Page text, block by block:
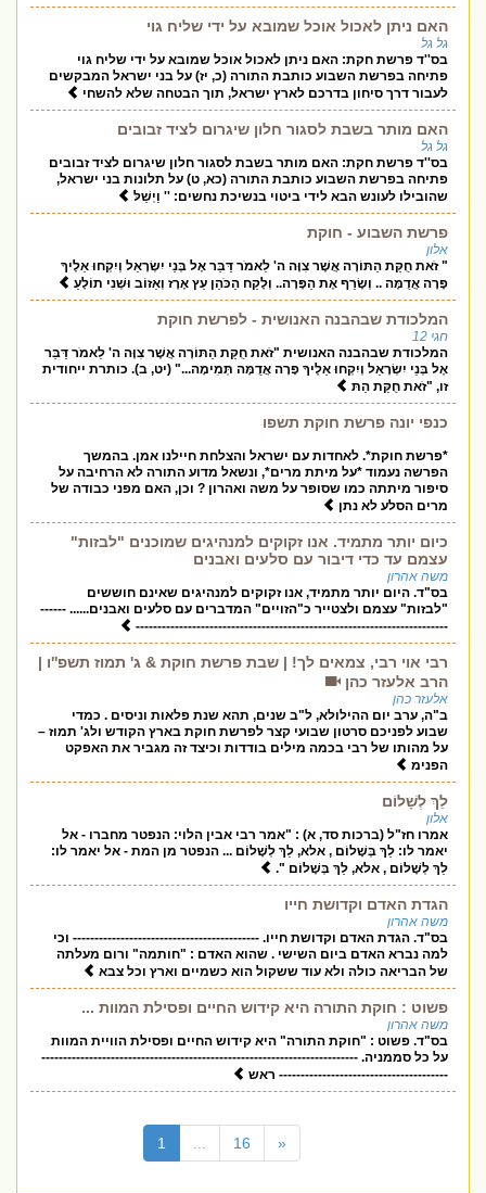
האם ניתן לאכול אוכל שמובא על ידי שליח גוי
גל גל
בס''ד פרשת חקת: האם ניתן לאכול אוכל שמובא על ידי שליח גוי
פתיחה בפרשת השבוע כותבת התורה (כ, יז) על בני ישראל המבקשים
לעבור דרך סיחון בדרכם לארץ ישראל, תוך הבטחה שלא להשחי
האם מותר בשבת לסגור חלון שיגרום לציד זבובים
גל גל
בס''ד פרשת חקת: האם מותר בשבת לסגור חלון שיגרום לציד זבובים
פתיחה בפרשת השבוע כותבת התורה (כא, ט) על תלונות בני ישראל,
שהובילו לעונש הבא לידי ביטוי בנשיכת נחשים: '' וַיְשַׁלּ
פרשת השבוע - חוקת
אלון
" זֹאת חֻקַּת הַתּוֹרָה אֲשֶׁר צִוָּה ה' לֵאמֹר דַּבֵּר אֶל בְּנֵי יִשְׂרָאֵל וְיִקְחוּ אֵלֶיךָ
פָרָה אֲדֻמָּה .. וְשָׂרַף אֶת הַפָּרָה.. וְלָקַח הַכֹּהֵן עֵץ אֶרֶז וְאֵזוֹב וּשְׁנִי תוֹלָעַ
המלכודת שבהבנה האנושית - לפרשת חוקת
חגי 12
המלכודת שבהבנה האנושית "זֹאת חֻקַּת הַתּוֹרָה אֲשֶׁר צִוָּה ה' לֵאמֹר דַּבֵּר
אֶל בְּנֵי יִשְׂרָאֵל וְיִקְחוּ אֵלֶיךָ פָרָה אֲדֻמָּה תְּמִימָה..." (יט, ב). כותרת ייחודית
זו, "זֹאת חֻקַּת הַתּ
כנפי יונה פרשת חוקת תשפו
*פרשת חוקת*. לאחדות עם ישראל והצלחת חיילנו אמן. בהמשך
הפרשה נעמוד *על מיתת מרים*, ונשאל מדוע התורה לא הרחיבה על
סיפור מיתתה כמו שסופר על משה ואהרון ? וכן, האם מפני כבודה של
מרים הסלע לא נתן
כיום יותר מתמיד. אנו זקוקים למנהיגים שמוכנים "לבזות"
עצמם עד כדי דיבור עם סלעים ואבנים
משה אהרון
בס"ד. היום יותר מתמיד, אנו זקוקים למנהיגים שאינם חוששים
"לבזות" עצמם ולצטייר כ"הזויים" המדברים עם סלעים ואבנים...... ------
------------------------------------------------------------------------
רבי אוי רבי, צמאים לך! | שבת פרשת חוקת & ג' תמוז תשפ''ו |
הרב אלעזר כהן
אלעזר כהן
ב"ה, ערב יום ההילולא, ל"ב שנים, תהא שנת פלאות וניסים . כמדי
שבוע לפניכם סרטון שבועי קצר לפרשת חוקת בארץ הקודש ולג' תמוז –
על מהותו של רבי בכמה מילים בודדות וכיצד זה מגביר את האפקט
הפנימ
לֵךְ לְשָׁלוֹם
אלון
אמרו חז"ל (ברכות סד, א) : "אמר רבי אבין הלוי: הנפטר מחברו - אל
יאמר לו: לֵךְ בְּשָׁלוֹם , אלא, לֵךְ לְשָׁלוֹם ... הנפטר מן המת - אל יאמר לו:
לֵךְ לְשָׁלוֹם , אלא, לֵךְ בְּשָׁלוֹם ".
הגדת האדם וקדושת חייו
משה אהרון
בס"ד. הגדת האדם וקדושת חייו. ------------------------------------------- וכי
למה נברא האדם ביום השישי . שהוא האדם : "חותמה" ורום מעלתה
של הבריאה כולה ולא עוד ששקול הוא כשמיים וארץ וכל צבא
פשוט : חוקת התורה היא קידוש החיים ופסילת המוות ...
משה אהרון
בס"ד. פשוט : "חוקת התורה" היא קידוש החיים ופסילת הוויית המוות
על כל סממניה. -------------------------------------------------------------------------
--------------------------------------- ראש
1 16 «